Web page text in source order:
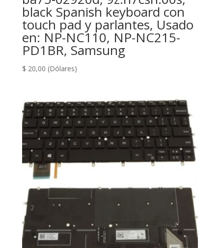
black Spanish keyboard con
touch pad y parlantes, Usado
en: NP-NC110, NP-NC215-
PD1BR, Samsung
$ 20,00 (Dólares)